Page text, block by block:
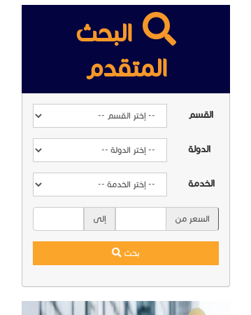
البحث
المتقدم
القسم
الدولة
الخدمة
السعر من إلى
بحث